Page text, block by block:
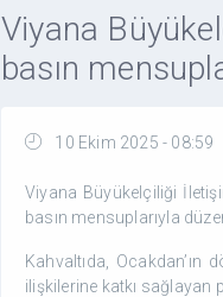
Viyana
basın
10 Ekim 2025 - 08:59
Viyana Büyükelçiliği
basın mensuplarıyla
Kahvaltıda,
ilişkilerine katkı sağlayan